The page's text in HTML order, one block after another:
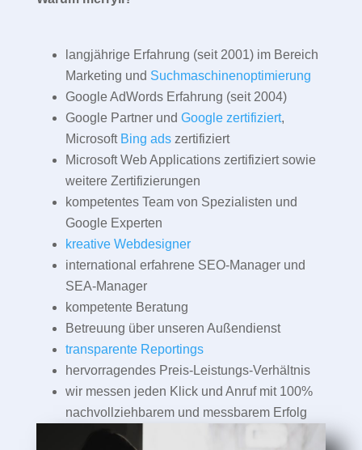
langjährige Erfahrung (seit 2001) im Bereich
Marketing und Suchmaschinenoptimierung
Google AdWords Erfahrung (seit 2004)
Google Partner und Google zertifiziert,
Microsoft Bing adszertifiziert
Microsoft Web Applications zertifiziert sowie
weitere Zertifizierungen
kompetentes Team von Spezialisten und
Google Experten
kreative Webdesigner
international erfahrene SEO-Manager und
SEA-Manager
kompetente Beratung
Betreuung über unseren Außendienst
transparente Reportings
hervorragendes Preis-Leistungs-Verhältnis
wir messen jeden Klick und Anruf mit 100%
nachvollziehbarem und messbarem Erfolg